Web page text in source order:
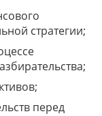
стратегии;
перед